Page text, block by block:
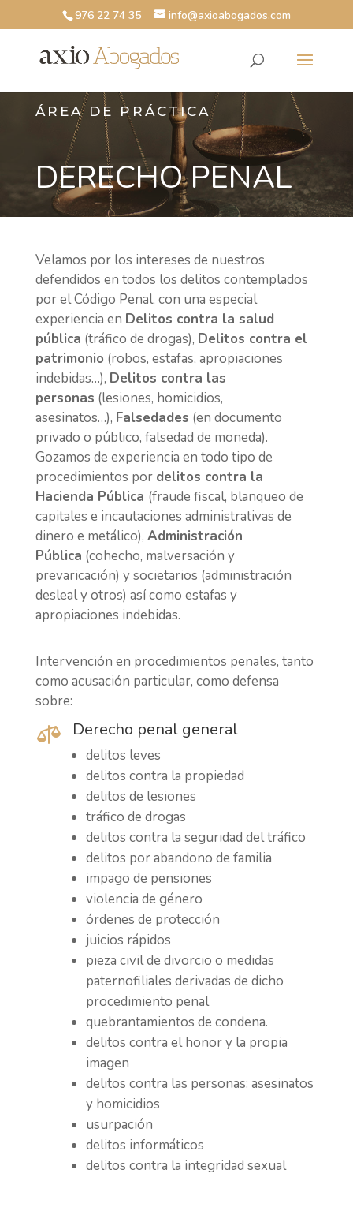
976 22 74 35 info@axioabogados.com
ÁREA DE PRÁCTICA
DERECHO PENAL
Velamos por los intereses de nuestros
defendidos en todos los delitos contemplados
por el Código Penal, con una especial
experiencia en Delitos contra la salud
pública (tráfico de drogas), Delitos contra el
patrimonio (robos, estafas, apropiaciones
indebidas…), Delitos contra las
personas (lesiones, homicidios,
asesinatos…), Falsedades (en documento
privado o público, falsedad de moneda).
Gozamos de experiencia en todo tipo de
procedimientos por delitos contra la
Hacienda Pública (fraude fiscal, blanqueo de
capitales e incautaciones administrativas de
dinero e metálico), Administración
Pública (cohecho, malversación y
prevaricación) y societarios (administración
desleal y otros) así como estafas y
apropiaciones indebidas.
Intervención en procedimientos penales, tanto
como acusación particular, como defensa
sobre:
 Derecho penal general
delitos leves
delitos contra la propiedad
delitos de lesiones
tráfico de drogas
delitos contra la seguridad del tráfico
delitos por abandono de familia
impago de pensiones
violencia de género
órdenes de protección
juicios rápidos
pieza civil de divorcio o medidas
paternofiliales derivadas de dicho
procedimiento penal
quebrantamientos de condena.
delitos contra el honor y la propia
imagen
delitos contra las personas: asesinatos
y homicidios
usurpación
delitos informáticos
delitos contra la integridad sexual